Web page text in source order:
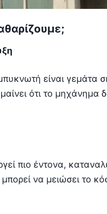
είναι
ότι το μηχάνημα
πιο έντονα,
να μειώσει το